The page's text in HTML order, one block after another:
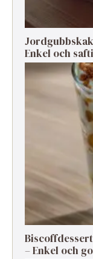
Enkel och
– Enkel och